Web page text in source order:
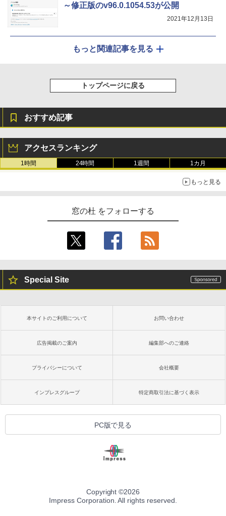
～修正版のv96.0.1054.53が公開
2021年12月13日
もっと関連記事を見る
トップページに戻る
おすすめ記事
アクセスランキング
1時間 24時間 1週間 1カ月
もっと見る
窓の杜 をフォローする
Special Site
本サイトのご利用について お問い合わせ
広告掲載のご案内 編集部へのご連絡
プライバシーについて 会社概要
インプレスグループ 特定商取引法に基づく表示
PC版で見る
Copyright ©2026
Impress Corporation. All rights reserved.